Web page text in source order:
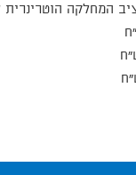
הוטרינרית לשנים